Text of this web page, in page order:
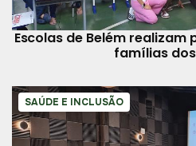
Escolas de Belém
famílias
SAÚDE E INCLUSÃO